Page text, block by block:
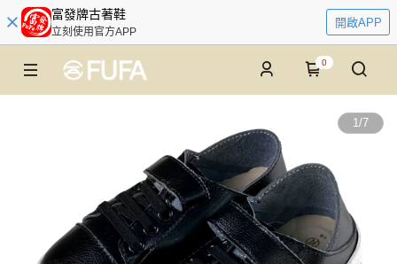
富發牌古著鞋
立刻使用官方APP
開啟APP
0
1/7